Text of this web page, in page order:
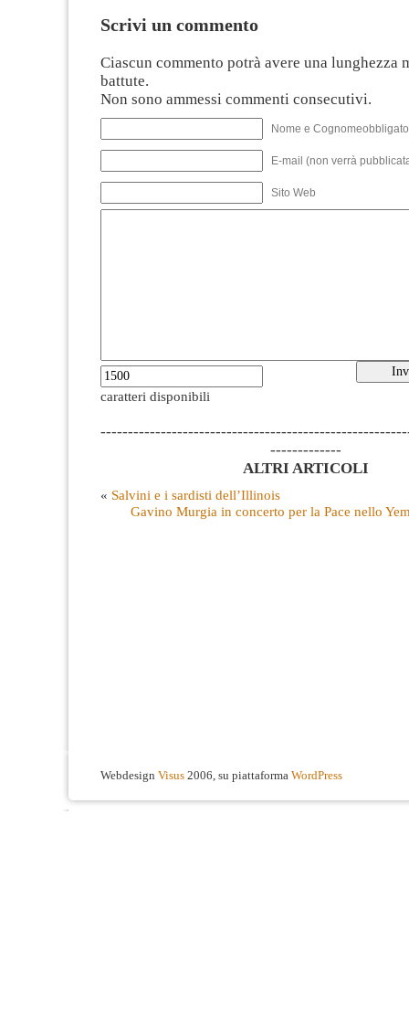
Scrivi un commento
Ciascun commento potrà avere una lunghezza
battute.
Non sono ammessi commenti consecutivi.
Nome e
E-mail (non verrà
Sito Web
caratteri disponibili
-------------
ALTRI ARTICOLI
« Salvini e i sardisti dell’Illinois
Gavino Murgia in concerto per la Pace nello
Webdesign Visus 2006, su piattaforma WordPress